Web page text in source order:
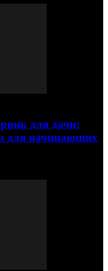
для дачи:
для начинающих